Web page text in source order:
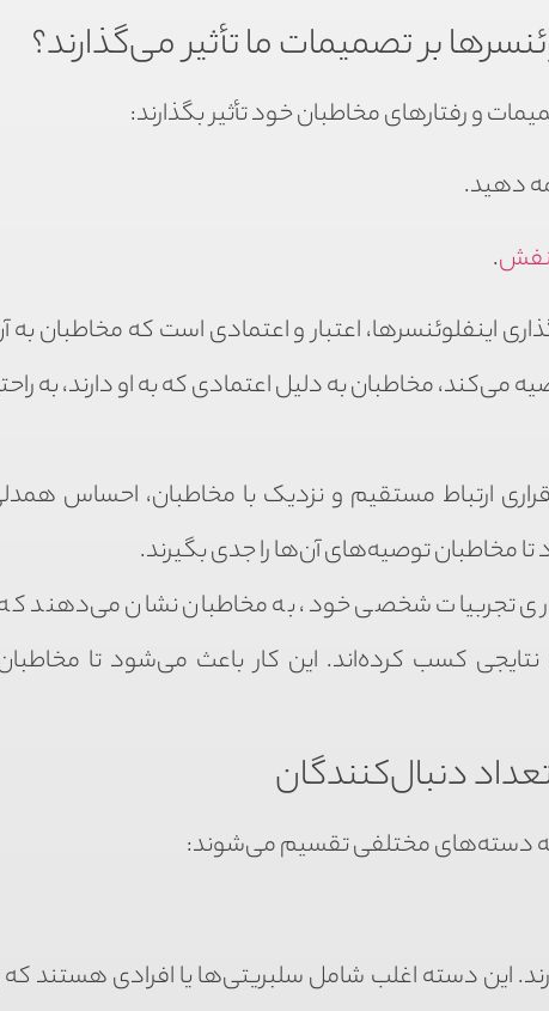
بر تصمیمات ما تأثیر می‌گذارند؟
و رفتارهای مخاطبان خود تأثیر بگذارند:
دهید.
.
اینفلوئنسرها، اعتبار و اعتمادی است که مخاطبان به
می‌کند، مخاطبان به دلیل اعتمادی که به او دارند، به
ارتباط مستقیم و نزدیک با مخاطبان، احساس
مخاطبان توصیه‌های آن‌ها را جدی بگیرند.
تجربیات شخصی خود، به مخاطبان نشان می‌دهند
کسب کرده‌اند. این کار باعث می‌شود تا
دنبال‌کنندگان
به دسته‌های مختلفی تقسیم می‌شوند:
دنبال‌کننده دارند. این دسته اغلب شامل سلبریتی‌ها یا افرادی